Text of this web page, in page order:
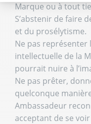
Axeptio consent
Plateforme de Gestion
Notre plateforme vous
Marque ou à tout
S’abstenir de faire
et du prosélytisme.
Ne pas
intellectuelle de la
pourrait nuire à
Ne pas prêter,
quelconque
Ambassadeur
acceptant de se